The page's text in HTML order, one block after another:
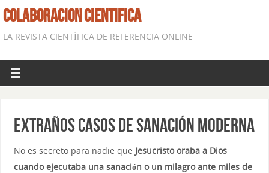
COLABORACION CIENTIFICA
LA REVISTA CIENTÍFICA DE REFERENCIA ONLINE
Extraños Casos de Sanación moderna
No es secreto para nadie que Jesucristo oraba a Dios
cuando ejecutaba una sanación o un milagro ante miles de